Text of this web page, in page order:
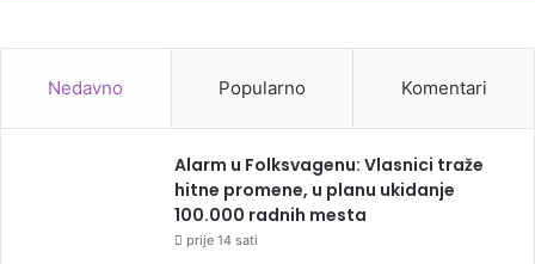
Nedavno Popularno Komentari
Alarm u Folksvagenu: Vlasnici traže
hitne promene, u planu ukidanje
100.000 radnih mesta
prije 14 sati